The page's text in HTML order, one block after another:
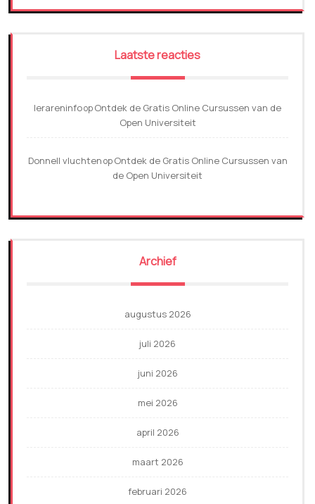
Laatste reacties
lerareninfoopOntdek de Gratis Online Cursussen van de
Open Universiteit
Donnell vluchtenopOntdek de Gratis Online Cursussen van
de Open Universiteit
Archief
augustus 2026
juli 2026
juni 2026
mei 2026
april 2026
maart 2026
februari 2026